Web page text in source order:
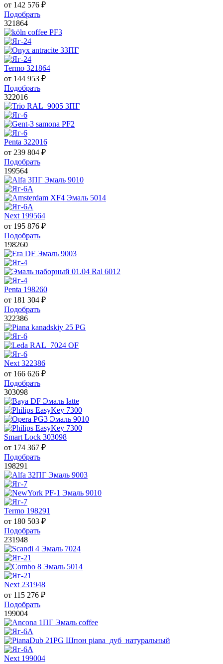
от 142 576 ₽
Подобрать
321864
Termo 321864
от 144 953 ₽
Подобрать
322016
Penta 322016
от 239 804 ₽
Подобрать
199564
Next 199564
от 195 876 ₽
Подобрать
198260
Penta 198260
от 181 304 ₽
Подобрать
322386
Next 322386
от 166 626 ₽
Подобрать
303098
Smart Lock 303098
от 174 367 ₽
Подобрать
198291
Termo 198291
от 180 503 ₽
Подобрать
231948
Next 231948
от 115 276 ₽
Подобрать
199004
Next 199004